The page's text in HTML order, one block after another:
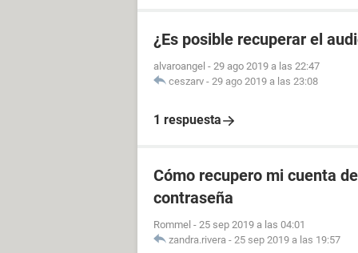
¿Es posible recuperar el
alvaroangel - 29 ago 2019 a las 22:47
ceszarv - 29 ago 2019 a las 23:08
1 respuesta
Cómo recupero mi cuenta
contraseña
Rommel - 25 sep 2019 a las 04:01
zandra.rivera - 25 sep 2019 a las 19:57